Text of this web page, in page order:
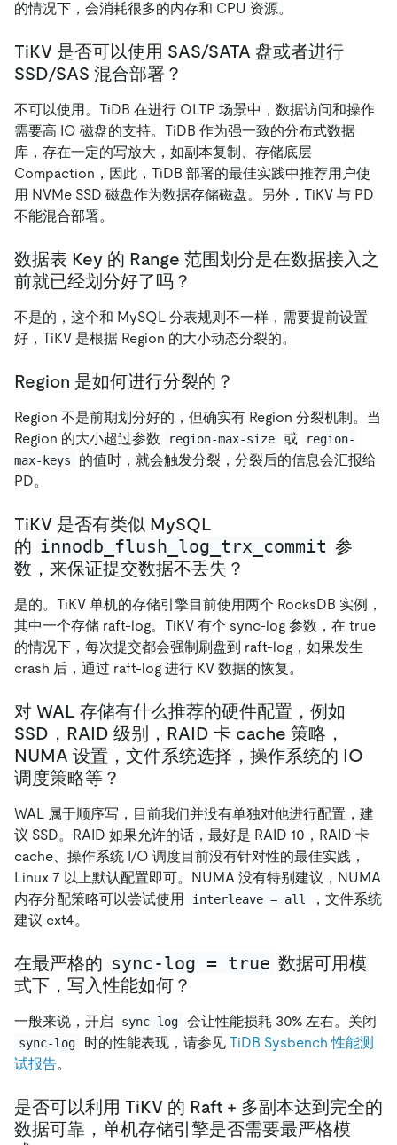
的情况下，会消耗很多的内存和 CPU 资源。
TiKV 是否可以使用 SAS/SATA 盘或者进行
SSD/SAS 混合部署？
不可以使用。TiDB 在进行 OLTP 场景中，数据访问和操作
需要高 IO 磁盘的支持。TiDB 作为强一致的分布式数据
库，存在一定的写放大，如副本复制、存储底层
Compaction，因此，TiDB 部署的最佳实践中推荐用户使
用 NVMe SSD 磁盘作为数据存储磁盘。另外，TiKV 与 PD
不能混合部署。
数据表 Key 的 Range 范围划分是在数据接入之
前就已经划分好了吗？
不是的，这个和 MySQL 分表规则不一样，需要提前设置
好，TiKV 是根据 Region 的大小动态分裂的。
Region 是如何进行分裂的？
Region 不是前期划分好的，但确实有 Region 分裂机制。当
Region 的大小超过参数
region-max-size 或
region-
max-keys
的值时，就会触发分裂，分裂后的信息会汇报给
PD。
TiKV 是否有类似 MySQL
的 innodb_flush_log_trx_commit 参
数，来保证提交数据不丢失？
是的。TiKV 单机的存储引擎目前使用两个 RocksDB 实例，
其中一个存储 raft-log。TiKV 有个 sync-log 参数，在 true
的情况下，每次提交都会强制刷盘到 raft-log，如果发生
crash 后，通过 raft-log 进行 KV 数据的恢复。
对 WAL 存储有什么推荐的硬件配置，例如
SSD，RAID 级别，RAID 卡 cache 策略，
NUMA 设置，文件系统选择，操作系统的 IO
调度策略等？
WAL 属于顺序写，目前我们并没有单独对他进行配置，建
议 SSD。RAID 如果允许的话，最好是 RAID 10，RAID 卡
cache、操作系统 I/O 调度目前没有针对性的最佳实践，
Linux 7 以上默认配置即可。NUMA 没有特别建议，NUMA
内存分配策略可以尝试使用
interleave = all
，文件系统
建议 ext4。
在最严格的 sync-log = true 数据可用模
式下，写入性能如何？
一般来说，开启 sync-log 会让性能损耗 30% 左右。关闭
sync-log 时的性能表现，请参见 TiDB Sysbench 性能测
试报告。
是否可以利用 TiKV 的 Raft + 多副本达到完全的
数据可靠，单机存储引擎是否需要最严格模